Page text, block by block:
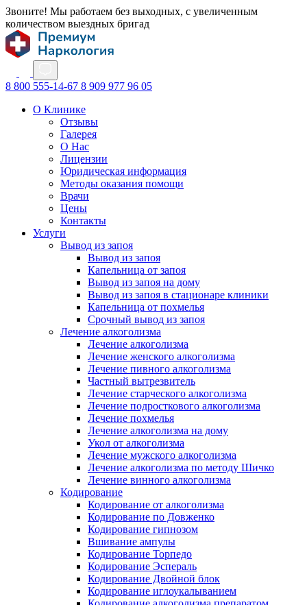
Звоните! Мы работаем без выходных, с увеличенным
количеством выездных бригад
8 800 555-14-67 8 909 977 96 05
О Клинике
Отзывы
Галерея
О Нас
Лицензии
Юридическая информация
Методы оказания помощи
Врачи
Цены
Контакты
Услуги
Вывод из запоя
Вывод из запоя
Капельница от запоя
Вывод из запоя на дому
Вывод из запоя в стационаре клиники
Капельница от похмелья
Срочный вывод из запоя
Лечение алкоголизма
Лечение алкоголизма
Лечение женского алкоголизма
Лечение пивного алкоголизма
Частный вытрезвитель
Лечение старческого алкоголизма
Лечение подросткового алкоголизма
Лечение похмелья
Лечение алкоголизма на дому
Укол от алкоголизма
Лечение мужского алкоголизма
Лечение алкоголизма по методу Шичко
Лечение винного алкоголизма
Кодирование
Кодирование от алкоголизма
Кодирование по Довженко
Кодирование гипнозом
Вшивание ампулы
Кодирование Торпедо
Кодирование Эспераль
Кодирование Двойной блок
Кодирование иглоукалыванием